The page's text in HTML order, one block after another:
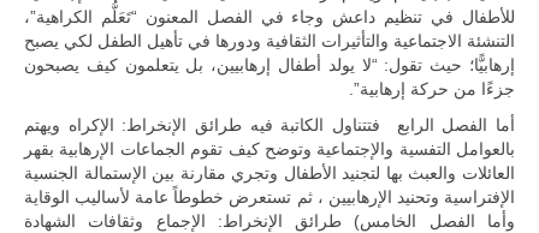
للأطفال في تنظيم داعش وجاء في الفصل المعنون “تَعَلُّم الكراهية”،
التنشئة الاجتماعية والتأثيرات الثقافية ودورها في تأهيل الطفل لكي يصبح
إرهابيًّا؛ حيث تقول: “لا يولد أطفال إرهابيين، بل يتعلمون كيف يصبحون
جزءًا من حركة إرهابية”.
أما الفصل الرابع فتتناول الكاتبة فيه طرائق الإنخراط: الإكراه ويهتم
بالعوامل التفسية والإجتماعية وتوضح كيف تقوم الجماعات الإرهابية بقهر
العائلات والعبث بها لتجنيد الأطفال وتجري مقارنة بين الإستمالة الجنسية
الإفتراسية وتحنيد الإرهابيين ، ثم تستعرض خطوطاً عامة لأساليب الوقاية
وأما الفصل الخامس) طرائق الإنخراط: الإجماع وثقافات الشهادة